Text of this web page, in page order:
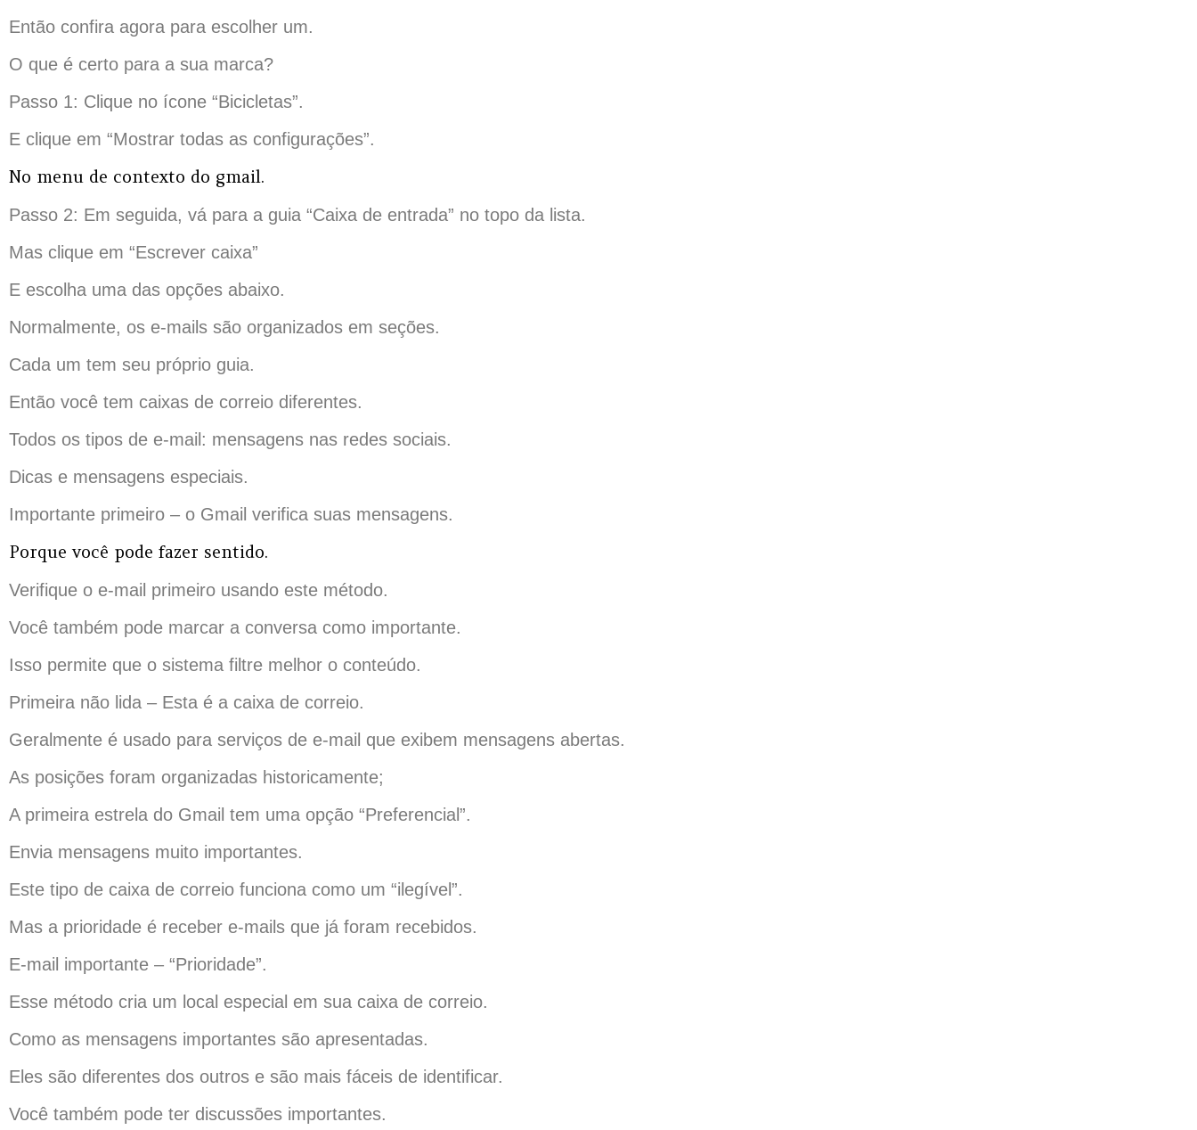
Então confira agora para escolher um.
O que é certo para a sua marca?
Passo 1: Clique no ícone “Bicicletas”.
E clique em “Mostrar todas as configurações”.
No menu de contexto do gmail.
Passo 2: Em seguida, vá para a guia “Caixa de entrada” no topo da lista.
Mas clique em “Escrever caixa”
E escolha uma das opções abaixo.
Normalmente, os e-mails são organizados em seções.
Cada um tem seu próprio guia.
Então você tem caixas de correio diferentes.
Todos os tipos de e-mail: mensagens nas redes sociais.
Dicas e mensagens especiais.
Importante primeiro – o Gmail verifica suas mensagens.
Porque você pode fazer sentido.
Verifique o e-mail primeiro usando este método.
Você também pode marcar a conversa como importante.
Isso permite que o sistema filtre melhor o conteúdo.
Primeira não lida – Esta é a caixa de correio.
Geralmente é usado para serviços de e-mail que exibem mensagens abertas.
As posições foram organizadas historicamente;
A primeira estrela do Gmail tem uma opção “Preferencial”.
Envia mensagens muito importantes.
Este tipo de caixa de correio funciona como um “ilegível”.
Mas a prioridade é receber e-mails que já foram recebidos.
E-mail importante – “Prioridade”.
Esse método cria um local especial em sua caixa de correio.
Como as mensagens importantes são apresentadas.
Eles são diferentes dos outros e são mais fáceis de identificar.
Você também pode ter discussões importantes.